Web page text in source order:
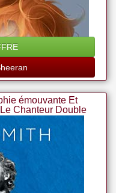
émouvante Et
Chanteur Double